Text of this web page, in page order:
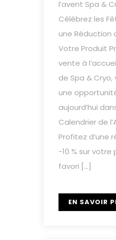
l’avent Spa &
Célébrez les
une Réduction
Votre Produit
vente à
de Spa &
une
aujourd’hui
Calendrier de
Profitez d’une
-10 % sur votre
favori […]
EN SAVOIR